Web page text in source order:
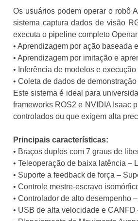
Os usuários podem operar o robô
sistema captura dados de visão
executa o pipeline completo
• Aprendizagem por ação baseada
• Aprendizagem por imitação e
• Inferência de modelos e
• Coleta de dados de
Este sistema é ideal para
frameworks ROS2 e NVIDIA Isaac
controlados ou que exigem alta
Principais características:
• Braços duplos com 7 graus de
• Teleoperação de baixa latência –
• Suporte a feedback de força –
• Controle mestre-escravo
• Controlador de alto desempenho
• USB de alta velocidade e